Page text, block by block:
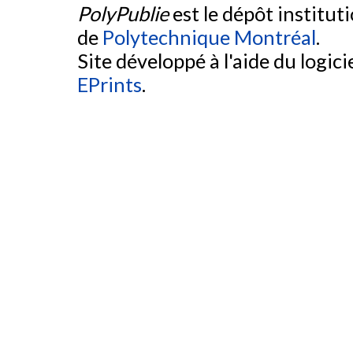
PolyPublieest le dépôt
de Polytechnique Montréal.
Site développé à l'aide du
EPrints.